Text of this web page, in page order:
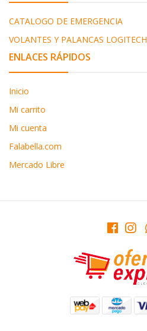
CATALOGO DE EMERGENCIA
VOLANTES Y PALANCAS LOGITECH
ENLACES RÁPIDOS
Inicio
Mi carrito
Mi cuenta
Falabella.com
Mercado Libre